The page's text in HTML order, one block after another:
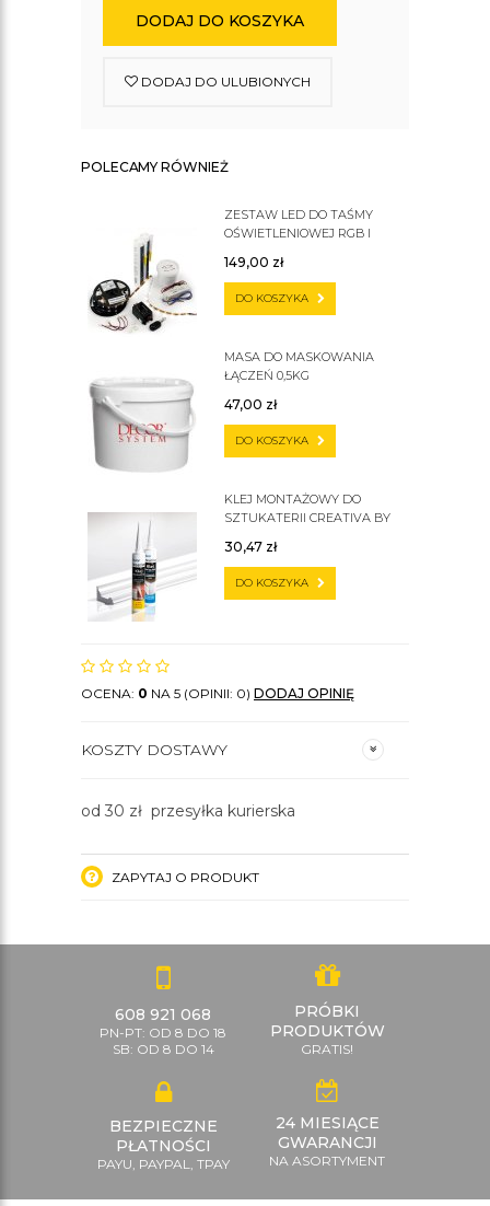
DODAJ DO KOSZYKA
DODAJ DO ULUBIONYCH
POLECAMY RÓWNIEŻ
ZESTAW LED DO TAŚMY
OŚWIETLENIOWEJ RGB I
149,00 zł
DO KOSZYKA
MASA DO MASKOWANIA
ŁĄCZEŃ 0,5KG
47,00 zł
DO KOSZYKA
KLEJ MONTAŻOWY DO
SZTUKATERII CREATIVA BY
30,47 zł
DO KOSZYKA
OCENA: 0 NA 5 (OPINII: 0) DODAJ OPINIĘ
KOSZTY DOSTAWY
od 30 zł przesyłka kurierska
ZAPYTAJ O PRODUKT
608 921 068
PN-PT: OD 8 DO 18
SB: OD 8 DO 14
PRÓBKI
PRODUKTÓW
GRATIS!
BEZPIECZNE
PŁATNOŚCI
PAYU, PAYPAL, TPAY
24 MIESIĄCE
GWARANCJI
NA ASORTYMENT